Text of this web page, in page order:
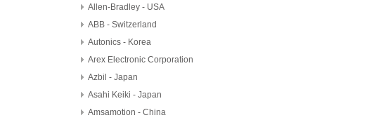
Allen-Bradley - USA
ABB - Switzerland
Autonics - Korea
Arex Electronic Corporation
Azbil - Japan
Asahi Keiki - Japan
Amsamotion - China